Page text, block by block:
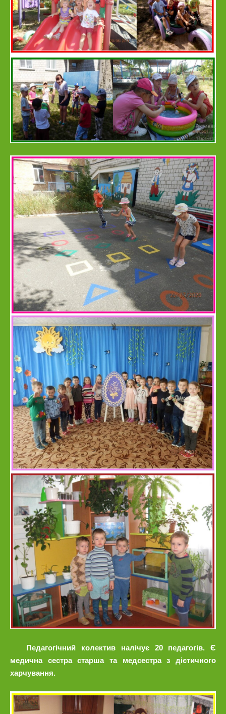
Педагогічний колектив налічує 20 педагогів. Є
медична сестра старша та медсестра з дієтичного
харчування.